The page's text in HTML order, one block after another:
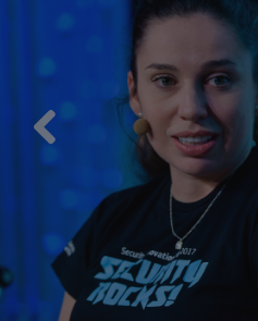
Previous